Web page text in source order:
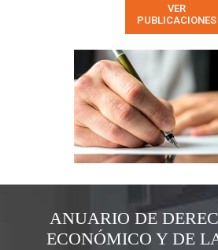
VER
PUBLICACIONES
ANUARIO DE
ECONÓMICO Y DE